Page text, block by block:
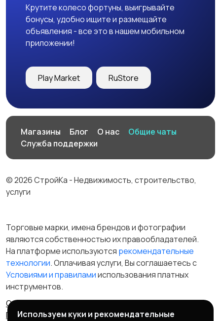
Крутите колесо фортуны, выигрывайте
бонусы, удобно ищите и размещайте
объявления - все это в нашем мобильном
приложении!
Play Market RuStore
Магазины Блог О нас
Общие чаты
Служба поддержки
© 2026 СтройКа - Недвижимость, строительство,
услуги
Торговые марки, имена брендов и фотографии
являются собственностью их правообладателей.
На платформе используются рекомендательные
технологии. Оплачивая услуги, Вы соглашаетесь c
Условиями и правиламииспользования платных
инструментов.
Отказ от ответственности
Правила сервиса
Политика конфиденциальности
Пользовательское
Используем куки и рекомендательные